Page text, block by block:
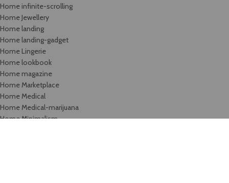
Home infinite-scrolling
Home Jewellery
Home landing
Home landing-gadget
Home Lingerie
Home lookbook
Home magazine
Home Marketplace
Home Medical
Home Medical-marijuana
Home Minimalism